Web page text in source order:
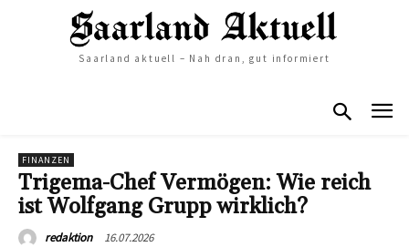
Saarland aktuell – Nah dran, gut informiert
FINANZEN
Trigema-Chef Vermögen: Wie reich
ist Wolfgang Grupp wirklich?
redaktion 16.07.2026